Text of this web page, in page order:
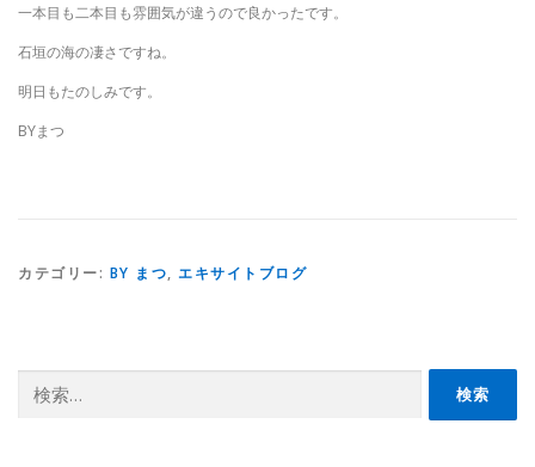
一本目も二本目も雰囲気が違うので良かったです。
石垣の海の凄さですね。
明日もたのしみです。
BYまつ
カテゴリー: BY まつ, エキサイトブログ
索: